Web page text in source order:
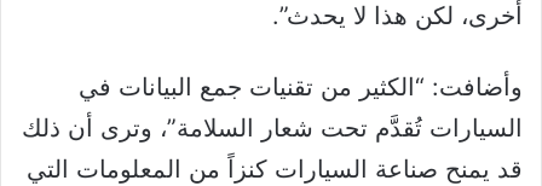
أخرى، لكن هذا لا يحدث”.
وأضافت: “الكثير من تقنيات جمع البيانات في
السيارات تُقدَّم تحت شعار السلامة”، وترى أن ذلك
قد يمنح صناعة السيارات كنزاً من المعلومات التي